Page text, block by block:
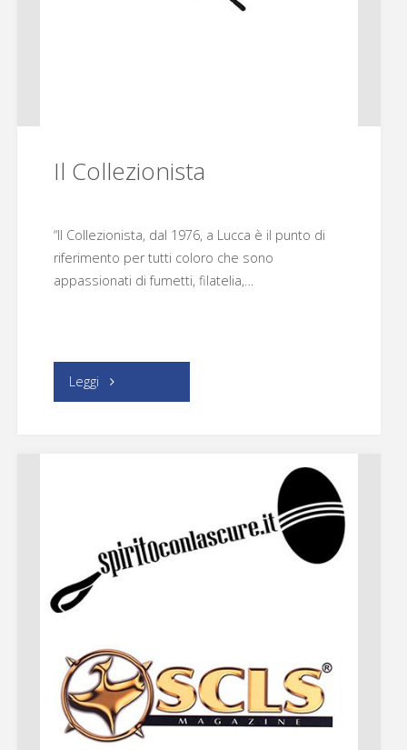
Il Collezionista
“Il Collezionista, dal 1976, a Lucca è il punto di
riferimento per tutti coloro che sono
appassionati di fumetti, filatelia,…
Leggi